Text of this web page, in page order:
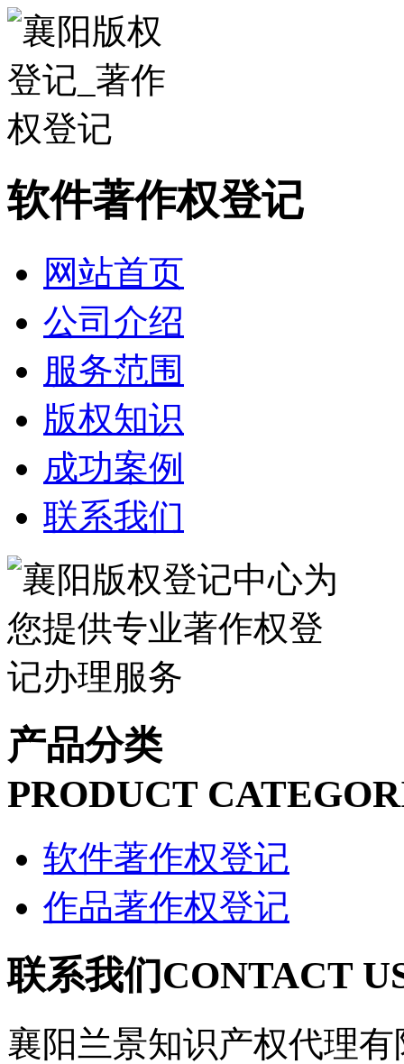
软件著作权登记
网站首页
公司介绍
服务范围
版权知识
成功案例
联系我们
产品分类
PRODUCT
软件著作权登记
作品著作权登记
联系我们CONTACT
襄阳兰景知识产权代理有